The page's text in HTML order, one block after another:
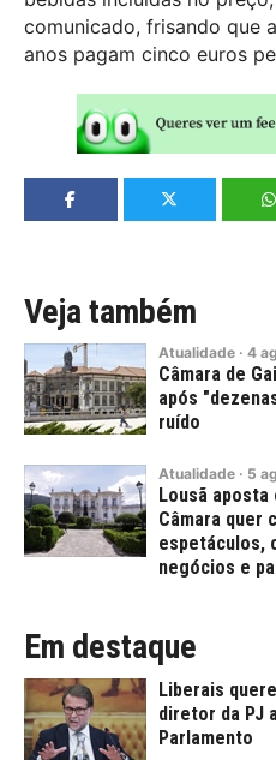
comunicado, frisando que
anos pagam cinco euros
Veja também
Atualidade · 4
Câmara de
após
ruído
Atualidade · 5
Lousã
Câmara quer
espetáculos,
negócios e
Em destaque
Liberais
diretor da PJ
Parlamento